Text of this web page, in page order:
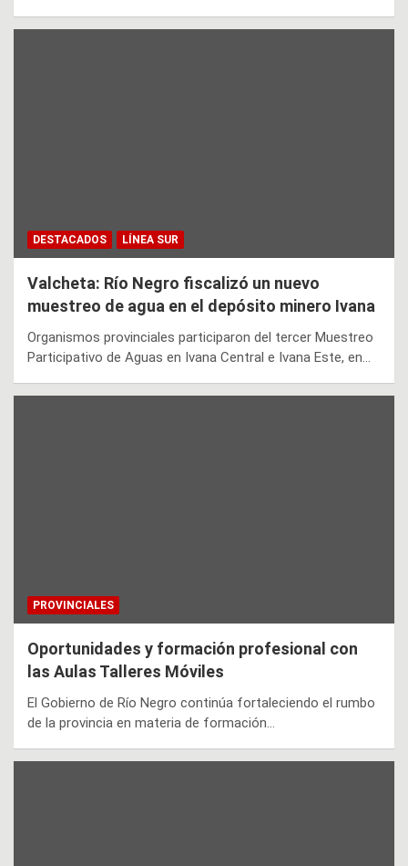
DESTACADOS LÍNEA SUR
Valcheta: Río Negro fiscalizó un nuevo
muestreo de agua en el depósito minero Ivana
Organismos provinciales participaron del tercer Muestreo
Participativo de Aguas en Ivana Central e Ivana Este, en…
PROVINCIALES
Oportunidades y formación profesional con
las Aulas Talleres Móviles
El Gobierno de Río Negro continúa fortaleciendo el rumbo
de la provincia en materia de formación…